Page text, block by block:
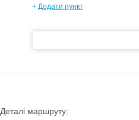
+ Додати пункт
Деталі маршруту: